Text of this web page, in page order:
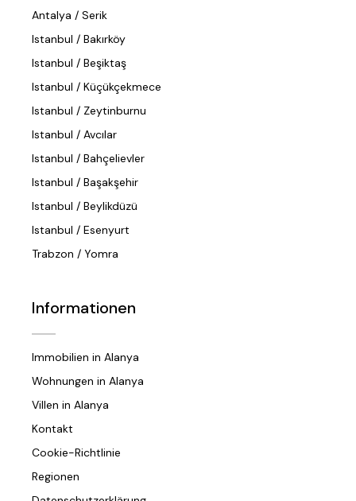
Antalya / Serik
Istanbul / Bakırköy
Istanbul / Beşiktaş
Istanbul / Küçükçekmece
Istanbul / Zeytinburnu
Istanbul / Avcılar
Istanbul / Bahçelievler
Istanbul / Başakşehir
Istanbul / Beylikdüzü
Istanbul / Esenyurt
Trabzon / Yomra
Informationen
Immobilien in Alanya
Wohnungen in Alanya
Villen in Alanya
Kontakt
Cookie-Richtlinie
Regionen